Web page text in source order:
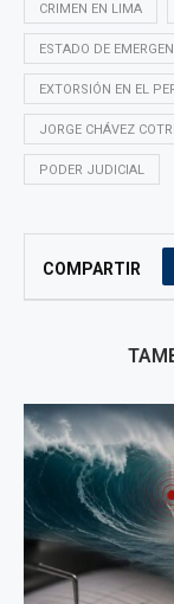
CRIMEN EN LIMA
ESTADO DE
EXTORSIÓN EN EL
JORGE CHÁVEZ
PODER JUDICIAL
COMPARTIR